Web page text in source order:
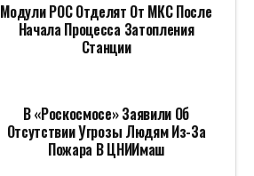
Модули РОС Отделят От МКС После
Начала Процесса Затопления
Станции
В «Роскосмосе» Заявили Об
Отсутствии Угрозы Людям Из-За
Пожара В ЦНИИмаш